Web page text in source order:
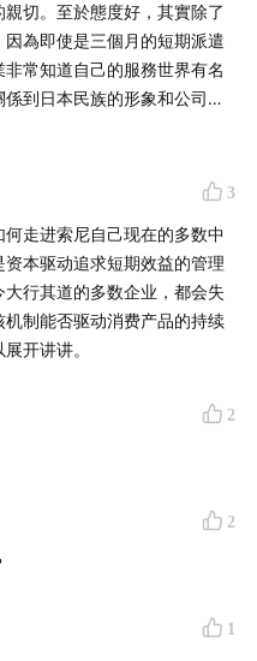
和汽车
园+国际化
特丽珑电视&walkman
李鸿章式人物
归国子女公司
分工的重构
命
主义
切。至於態度好，其實除了
為即使是三個月的短期派遣
常知道自己的服務世界有名
到日本民族的形象和公司的
就要“勤勤懇懇工作“，而我們
大和民族精神宣傳會，而且
看”意識在工作。我們每天
看著你”所以無論什麼時候要
果一個人天天時時刻刻被所
真的很難不笑。我偶爾沒表
笑容是無論誰都可以做到
我如何可愛發聲（他是男
3
走进索尼自己现在的多数中
本驱动追求短期效益的管理
行其道的多数企业，都会失
制能否驱动消费产品的持续
开讲讲。
2
2
1